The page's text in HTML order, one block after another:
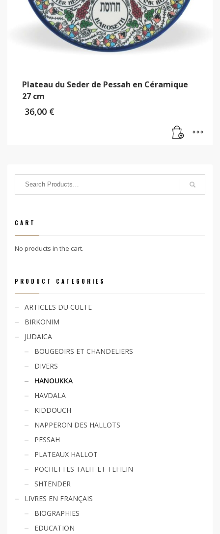
Plateau du Seder de Pessah en Céramique
27 cm
36,00 €
CART
No products in the cart.
PRODUCT CATEGORIES
ARTICLES DU CULTE
BIRKONIM
JUDAÏCA
BOUGEOIRS ET CHANDELIERS
DIVERS
HANOUKKA
HAVDALA
KIDDOUCH
NAPPERON DES HALLOTS
PESSAH
PLATEAUX HALLOT
POCHETTES TALIT ET TEFILIN
SHTENDER
LIVRES EN FRANÇAIS
BIOGRAPHIES
EDUCATION